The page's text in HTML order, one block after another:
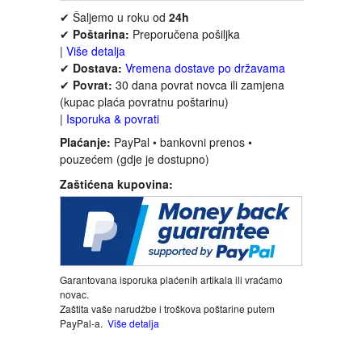
KLASICI
KNJIGE ZA DECU
KOMEDIJA
KRIMINALISTIČKI
KUVARI
LJUBAVNI
MITOLOGIJA
MUZIKA
✔ Šaljemo u roku od 24h
✔ Poštarina: Preporučena pošiljka
| Više detalja
✔ Dostava: Vremena dostave po državama
✔ Povrat: 30 dana povrat novca ili zamjena
(kupac plaća povratnu poštarinu)
| Isporuka & povrati
Plaćanje: PayPal • bankovni prenos •
pouzećem (gdje je dostupno)
Zaštićena kupovina:
Garantovana isporuka plaćenih artikala ili vraćamo
novac.
Zaštita vaše narudžbe i troškova poštarine putem
PayPal-a. Više detalja